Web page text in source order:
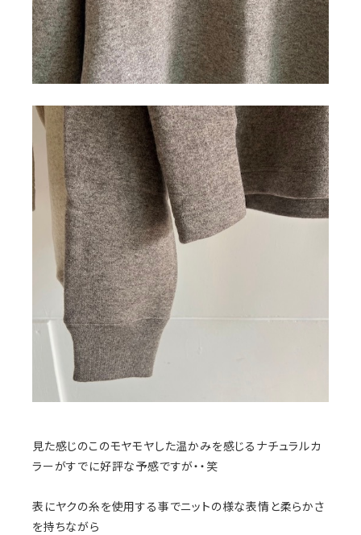
見た感じのこのモヤモヤした温かみを感じるナチュラルカ
ラーがすでに好評な予感ですが・・笑
表にヤクの糸を使用する事でニットの様な表情と柔らかさ
を持ちながら